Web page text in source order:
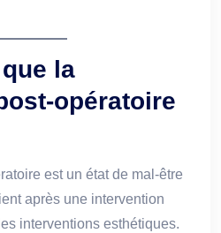
la
opératoire
est un état de mal-être
après une intervention
interventions esthétiques.